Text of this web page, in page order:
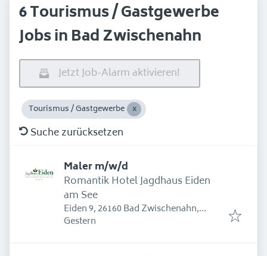
6 Tourismus / Gastgewerbe
Jobs in Bad Zwischenahn
Jetzt Job-Alarm aktivieren!
Tourismus / Gastgewerbe
Suche zurücksetzen
Maler m/w/d
Romantik Hotel Jagdhaus Eiden
am See
Eiden 9, 26160 Bad Zwischenahn,
Deutschland
Erschienen
Gestern